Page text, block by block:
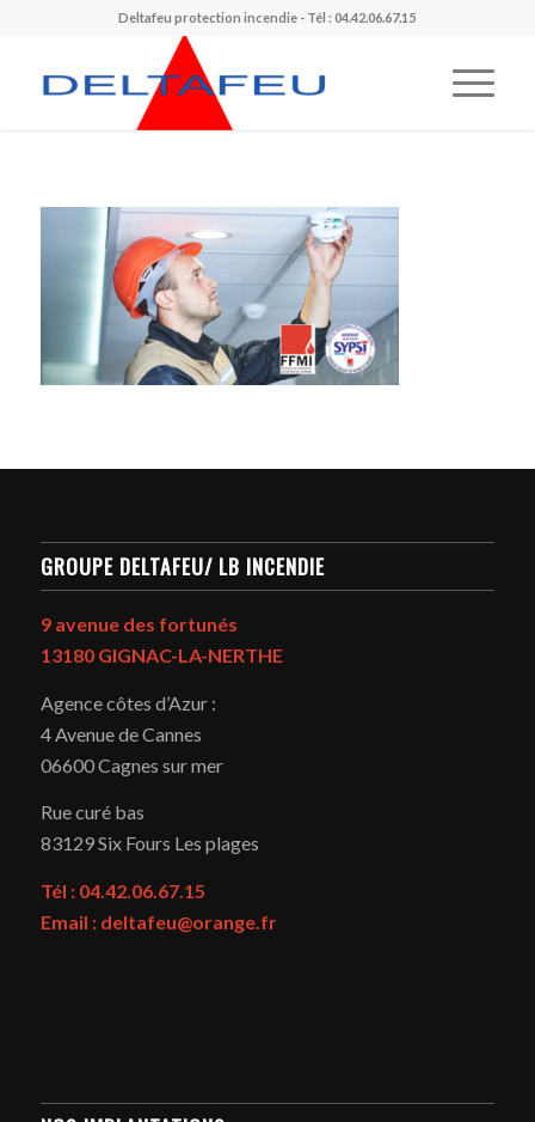
Deltafeu protection incendie - Tél : 04.42.06.67.15
GROUPE DELTAFEU/ LB INCENDIE
9 avenue des fortunés
13180 GIGNAC-LA-NERTHE
Agence côtes d’Azur :
4 Avenue de Cannes
06600 Cagnes sur mer
Rue curé bas
83129Six Fours Les plages
Tél : 04.42.06.67.15
Email : deltafeu@orange.fr